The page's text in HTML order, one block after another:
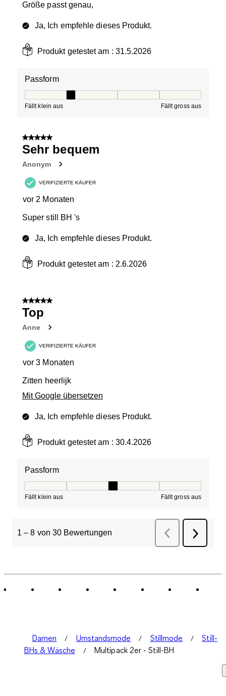
Größe passt genau,
Ja, Ich empfehle dieses Produkt.
Produkt getestet am : 31.5.2026
Passform
Fällt klein aus Fällt gross aus
5 von 5 Sternen.
Sehr bequem
Anonym
VERIFIZIERTE KÄUFER
vor 2 Monaten
Super still BH 's
Ja, Ich empfehle dieses Produkt.
Produkt getestet am : 2.6.2026
5 von 5 Sternen.
Top
Anne
VERIFIZIERTE KÄUFER
vor 3 Monaten
Zitten heerlijk
Mit Google übersetzen
Ja, Ich empfehle dieses Produkt.
Produkt getestet am : 30.4.2026
Passform
Fällt klein aus Fällt gross aus
1 – 8 von 30 Bewertungen VorherigeWeiter
Damen Umstandsmode Stillmode
Still-
BHs & Wäsche
Multipack 2er - Still-BH